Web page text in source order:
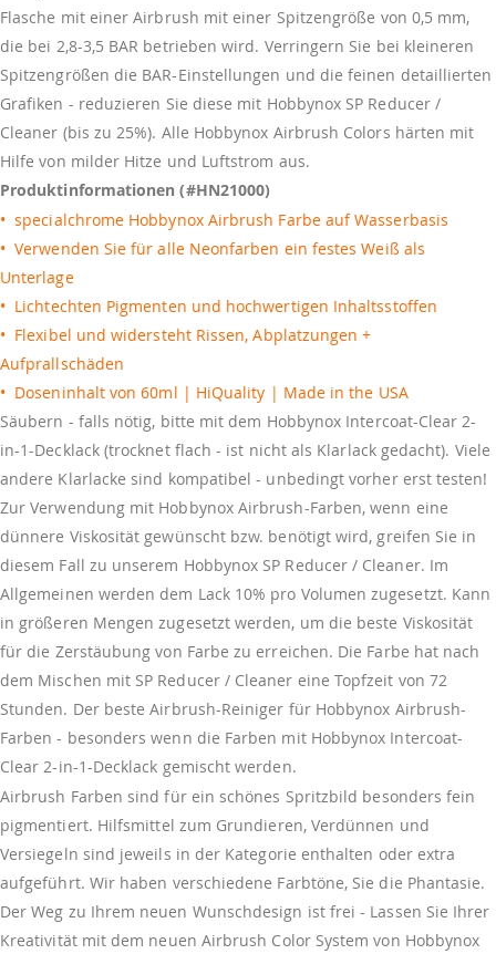
Flasche mit einer Airbrush mit einer Spitzengröße von 0,5 mm,
die bei 2,8-3,5 BAR betrieben wird. Verringern Sie bei kleineren
Spitzengrößen die BAR-Einstellungen und die feinen detaillierten
Grafiken - reduzieren Sie diese mit Hobbynox SP Reducer /
Cleaner (bis zu 25%). Alle Hobbynox Airbrush Colors härten mit
Hilfe von milder Hitze und Luftstrom aus.
Produktinformationen (#HN21000)
• specialchrome Hobbynox Airbrush Farbe auf Wasserbasis
• Verwenden Sie für alle Neonfarben ein festes Weiß als
Unterlage
• Lichtechten Pigmenten und hochwertigen Inhaltsstoffen
• Flexibel und widersteht Rissen, Abplatzungen +
Aufprallschäden
• Doseninhalt von 60ml | HiQuality | Made in the USA
Säubern - falls nötig, bitte mit dem Hobbynox Intercoat-Clear 2-
in-1-Decklack (trocknet flach - ist nicht als Klarlack gedacht). Viele
andere Klarlacke sind kompatibel - unbedingt vorher erst testen!
Zur Verwendung mit Hobbynox Airbrush-Farben, wenn eine
dünnere Viskosität gewünscht bzw. benötigt wird, greifen Sie in
diesem Fall zu unserem Hobbynox SP Reducer / Cleaner. Im
Allgemeinen werden dem Lack 10% pro Volumen zugesetzt. Kann
in größeren Mengen zugesetzt werden, um die beste Viskosität
für die Zerstäubung von Farbe zu erreichen. Die Farbe hat nach
dem Mischen mit SP Reducer / Cleaner eine Topfzeit von 72
Stunden. Der beste Airbrush-Reiniger für Hobbynox Airbrush-
Farben - besonders wenn die Farben mit Hobbynox Intercoat-
Clear 2-in-1-Decklack gemischt werden.
Airbrush Farben sind für ein schönes Spritzbild besonders fein
pigmentiert. Hilfsmittel zum Grundieren, Verdünnen und
Versiegeln sind jeweils in der Kategorie enthalten oder extra
aufgeführt. Wir haben verschiedene Farbtöne, Sie die Phantasie.
Der Weg zu Ihrem neuen Wunschdesign ist frei - Lassen Sie Ihrer
Kreativität mit dem neuen Airbrush Color System von Hobbynox